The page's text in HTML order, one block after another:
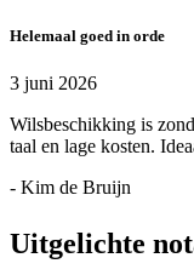
Helemaal goed in orde
3 juni 2026
Wilsbeschikking is
taal en lage kosten.
- Kim de Bruijn
Uitgelichte